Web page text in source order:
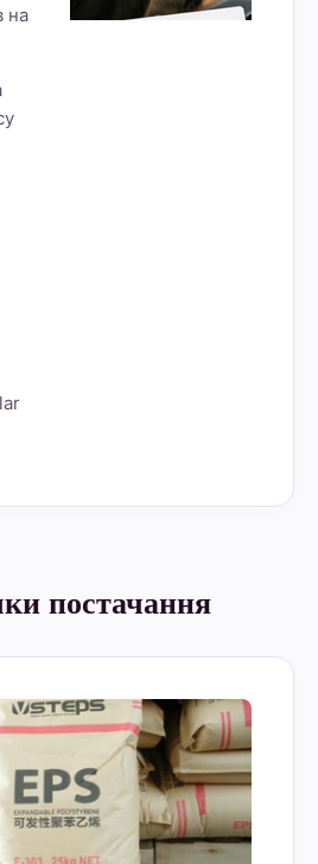
на
постачання